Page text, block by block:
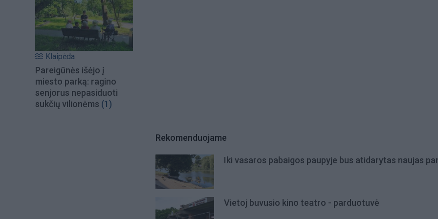
Klaipėda
Pareigūnės išėjo į
miesto parką: ragino
senjorus nepasiduoti
sukčių vilionėms (1)
Rekomenduojame
Iki vasaros pabaigos paupyje bus atidarytas naujas
Vietoj buvusio kino teatro - parduotuvė